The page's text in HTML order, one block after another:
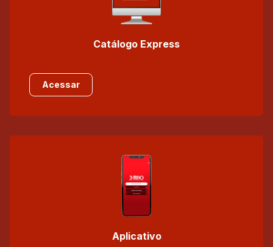
Catálogo Express
Acessar
Aplicativo